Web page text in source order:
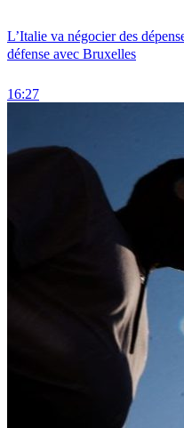
L’Italie va négocier des
défense avec Bruxelles
16:27